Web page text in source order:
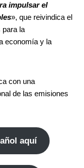
impulsar el
», que reivindica el
para la
economía y la
con una
de las emisiones
aquí